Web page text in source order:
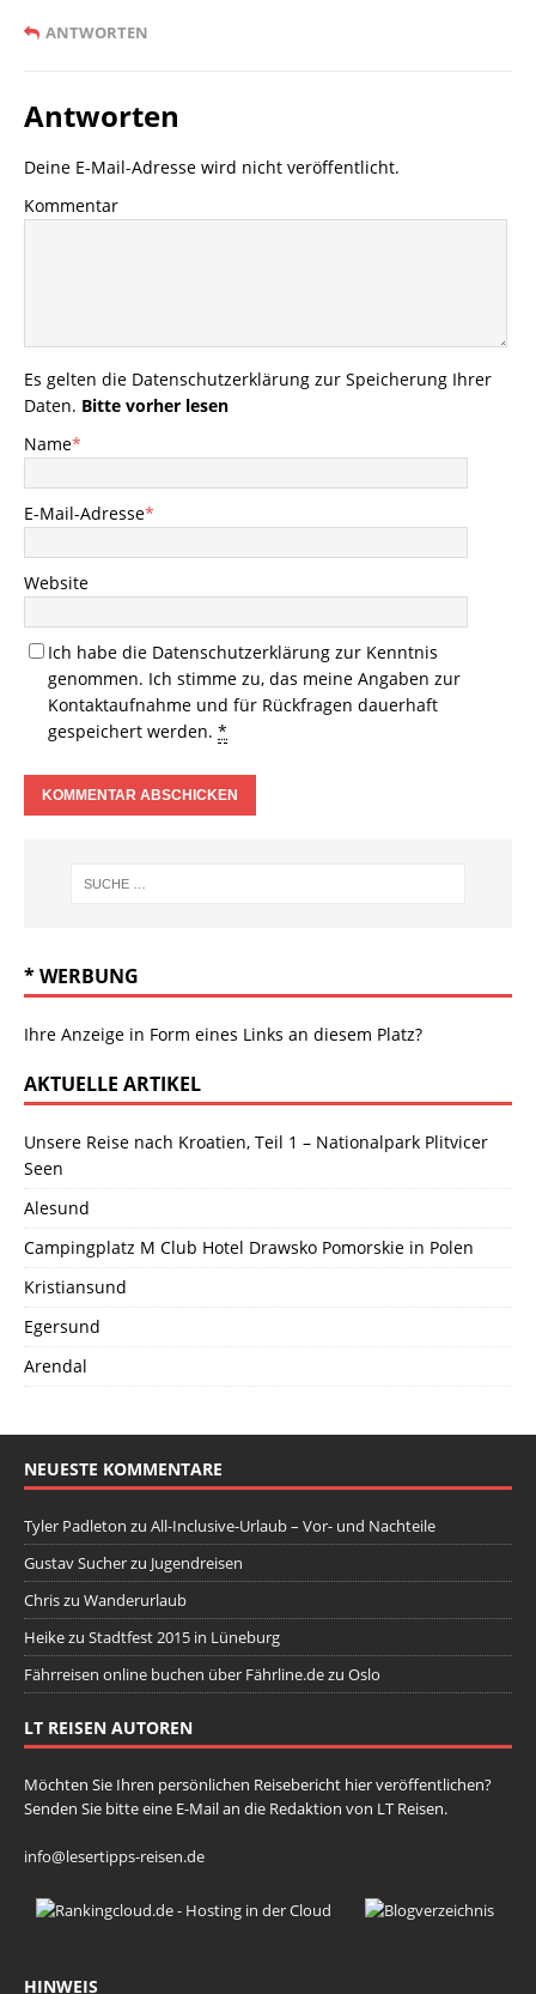
ANTWORTEN
Antworten
Deine E-Mail-Adresse wird nicht veröffentlicht.
Kommentar
Es gelten die Datenschutzerklärung zur Speicherung Ihrer
Daten. Bitte vorher lesen
Name*
E-Mail-Adresse*
Website
Ich habe die Datenschutzerklärung zur Kenntnis
genommen. Ich stimme zu, das meine Angaben zur
Kontaktaufnahme und für Rückfragen dauerhaft
gespeichert werden. *
* WERBUNG
Ihre Anzeige in Form eines Links an diesem Platz?
AKTUELLE ARTIKEL
Unsere Reise nach Kroatien, Teil 1 – Nationalpark Plitvicer
Seen
Alesund
Campingplatz M Club Hotel Drawsko Pomorskie in Polen
Kristiansund
Egersund
Arendal
NEUESTE KOMMENTARE
Tyler Padleton zu All-Inclusive-Urlaub – Vor- und Nachteile
Gustav Sucherzu Jugendreisen
Chriszu Wanderurlaub
Heikezu Stadtfest 2015 in Lüneburg
Fährreisen online buchen über Fährline.dezu Oslo
LT REISEN AUTOREN
Möchten Sie Ihren persönlichen Reisebericht hier veröffentlichen?
Senden Sie bitte eine E-Mail an die Redaktion von LT Reisen.
info@lesertipps-reisen.de
HINWEIS